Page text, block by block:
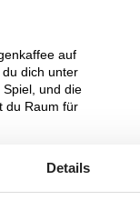
auf
dich unter
und die
du Raum für
Restaurants
entfernt, und
Details